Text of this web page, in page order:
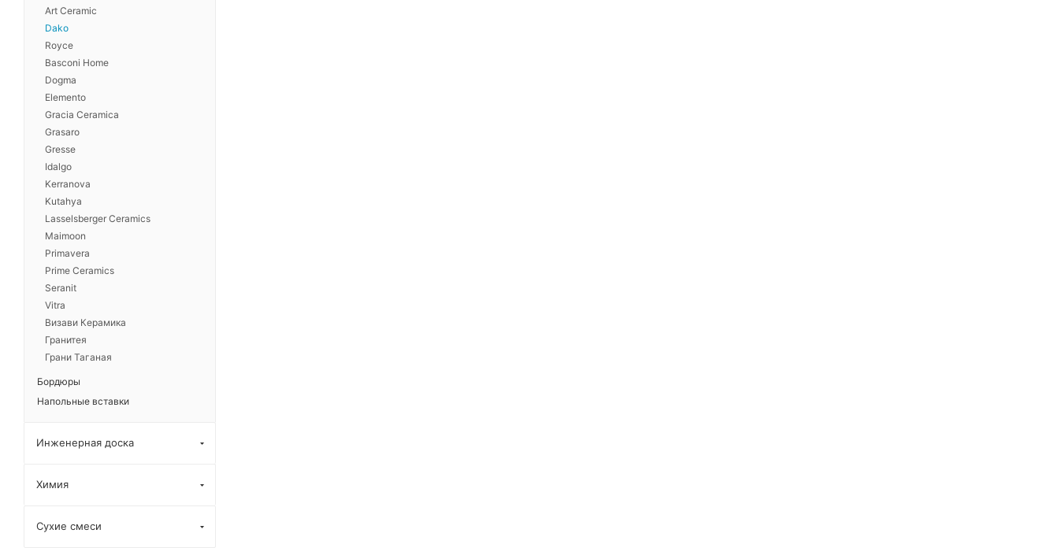
Art Ceramic
Dako
Royce
Basconi Home
Dogma
Elemento
Gracia Ceramica
Grasaro
Gresse
Idalgo
Kerranova
Kutahya
Lasselsberger Ceramics
Maimoon
Primavera
Prime Ceramics
Seranit
Vitra
Визави Керамика
Гранитея
Грани Таганая
Бордюры
Напольные вставки
Инженерная доска
Химия
Сухие смеси